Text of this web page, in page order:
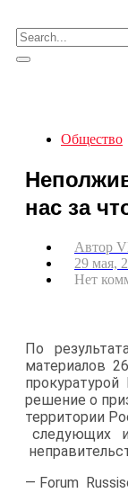
Общество
нас за
Автор
29 мая,
Нет
По
материалов
решение о
территории
следующих
— Forum